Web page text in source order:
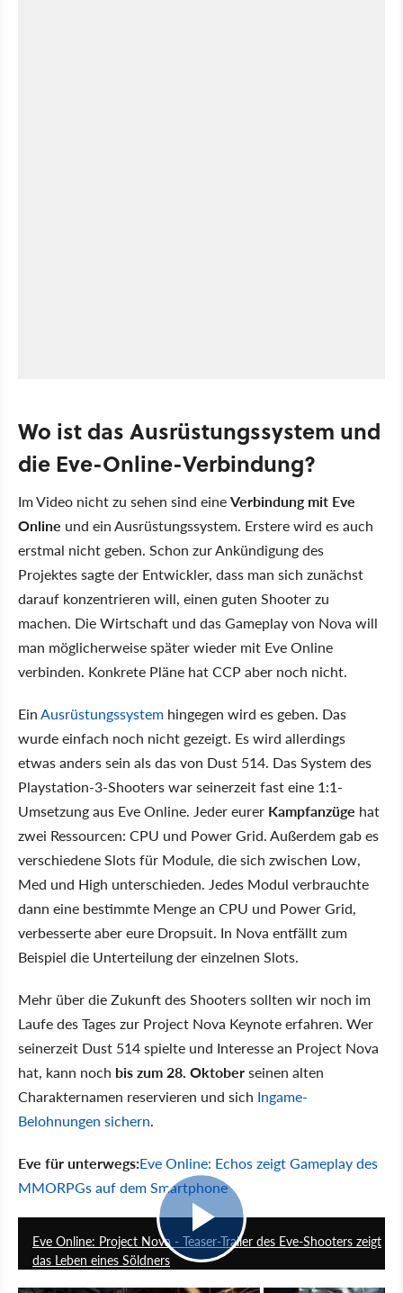
Wo ist das Ausrüstungssystem und
die Eve-Online-Verbindung?
Im Video nicht zu sehen sind eineVerbindung mit Eve
Online und ein Ausrüstungssystem. Erstere wird es auch
erstmal nicht geben. Schon zur Ankündigung des
Projektes sagte der Entwickler, dass man sich zunächst
darauf konzentrieren will, einen guten Shooter zu
machen. Die Wirtschaft und das Gameplay von Nova will
man möglicherweise später wieder mit Eve Online
verbinden. Konkrete Pläne hat CCP aber noch nicht.
EinAusrüstungssystem hingegen wird es geben. Das
wurde einfach noch nicht gezeigt. Es wird allerdings
etwas anders sein als das von Dust 514. Das System des
Playstation-3-Shooters war seinerzeit fast eine 1:1-
Umsetzung aus Eve Online. Jeder eurer Kampfanzüge hat
zwei Ressourcen: CPU und Power Grid. Außerdem gab es
verschiedene Slots für Module, die sich zwischen Low,
Med und High unterschieden. Jedes Modul verbrauchte
dann eine bestimmte Menge an CPU und Power Grid,
verbesserte aber eure Dropsuit. In Nova entfällt zum
Beispiel die Unterteilung der einzelnen Slots.
Mehr über die Zukunft des Shooters sollten wir noch im
Laufe des Tages zur Project Nova Keynote erfahren. Wer
seinerzeit Dust 514 spielte und Interesse an Project Nova
hat, kann noch bis zum 28. Oktoberseinen alten
Charakternamen reservieren und sich Ingame-
Belohnungen sichern.
Eve für unterwegs:Eve Online: Echos zeigt Gameplay des
MMORPGs auf dem Smartphone
Eve Online: Project Nova - Teaser-Trailer des Eve-Shooters zeigt
das Leben eines Söldners